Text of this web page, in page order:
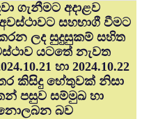
ගැනීමට අදාළව
සහභාගී වීමට
ලද සුදුසුකම් සහිත
යටතේ නැවත
හා 2024.10.22
කිසිදු හේතුවක් නිසා
පසුව සම්මුඛ හා
නොලබන බව